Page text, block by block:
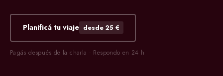
Planificá tu viaje desde 25 €
Pagás después de la charla · Respondo en 24 h